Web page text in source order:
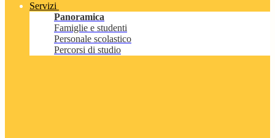
Servizi
Panoramica
Famiglie e studenti
Personale scolastico
Percorsi di studio